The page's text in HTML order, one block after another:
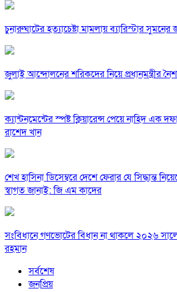
চুনারুঘাটের হত্যাচেষ্টা মামলায় ব্যারিস্টার সুমনের
জুলাই আন্দোলনের শরিকদের নিয়ে প্রধানমন্ত্রীর
ক্যান্টনমেন্টের স্পষ্ট ক্লিয়ারেন্স পেয়ে নাহিদ এক
রাশেদ খান
শেখ হাসিনা ডিসেম্বরে দেশে ফেরার যে সিদ্ধান্ত
স্বাগত জানাই: জি এম কাদের
সংবিধানে গণভোটের বিধান না থাকলে ২০২৬
রহমান
সর্বশেষ
জনপ্রিয়